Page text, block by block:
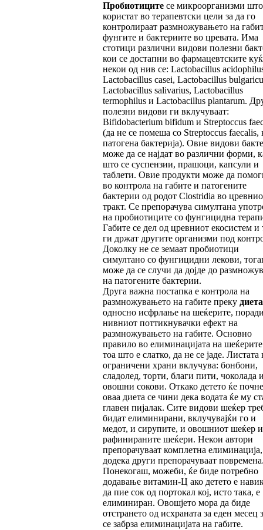
Пробиотицитесе микроорганизми што
користат во терапевтски цели за да го
контролираат размножувањето на
фунгите и бактериите во цревата. Има
стотици различни видови полезни
кои се достапни во фармацевтските
некои од нив се: Lactobacillus
Lactobacillus casei, Lactobacillus
Lactobacillus salivarius, Lactobacillus
termophilus и Lactobacillus plantarum.
полезни видови ги вклучуваат:
Bifidobacterium bifidum и Streptoccus
(да не се помеша со Streptoccus faecalis,
патогена бактерија). Овие видови
може да се најдат во различни форми,
што се суспензии, прашоци, капсули и
таблети. Овие продукти може да
во контрола на габите и патогените
бактерии од родот Clostridia во
тракт. Се препорачува симултана
на пробиотиците со фунгицидна
Габите се дел од цревниот екосистем и
ги држат другите организми под
Доколку не се земаат пробиотици
симултано со фунгицидни лекови,
може да се случи да дојде до
на патогените бактерии.
Друга важна постапка е контрола на
размножувањето на габите преку диета
односно исфрлање на шеќерите,
нивниот поттикнувачки ефект на
размножувањето на габите. Основно
правило во елиминацијата на
тоа што е слатко, да не се јаде. Листата
ограничени храни вклучува: бонбони,
сладолед, торти, благи пити, чоколада
овошни сокови. Откако детето ќе
оваа диета се чини дека водата ќе му
главен пијалак. Сите видови шеќер
бидат елиминирани, вклучувајќи го и
медот, и сирупите, и овошниот шеќер и
рафинираните шеќери. Некои автори
препорачуваат комплетна елиминација,
додека други препорачуваат
Понекогаш, можеби, ќе биде потребно
додавање витамин-Ц ако детето е
да пие сок од портокал кој, исто така, е
елиминиран. Овошјето мора да биде
отстрането од исхраната за еден месец
се забрза елиминацијата на габите.